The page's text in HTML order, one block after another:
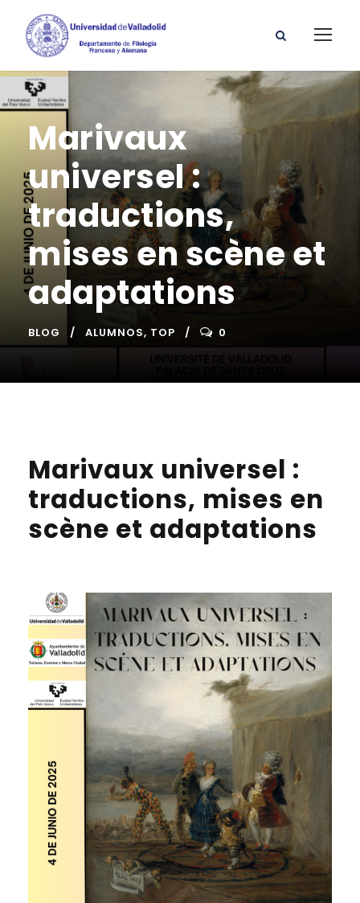
Marivaux
universel :
traductions,
mises en scène et
adaptations
BLOG ALUMNOS, TOP 0
Marivaux universel :
traductions, mises en
scène et adaptations